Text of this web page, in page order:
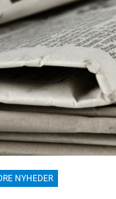
NYHEDER